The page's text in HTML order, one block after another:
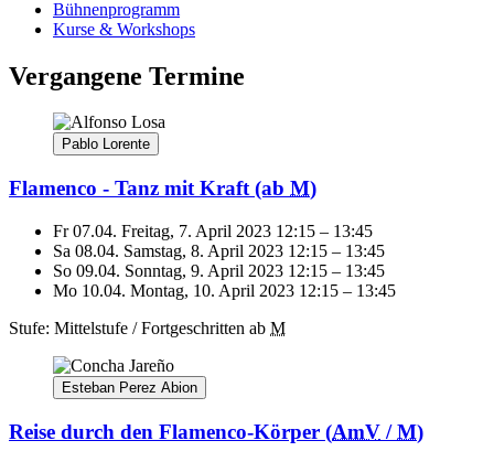
Bühnenprogramm
Kurse & Workshops
Vergangene Termine
Pablo Lorente
Flamenco - Tanz mit Kraft (ab M)
Fr 07.04. Freitag, 7. April 2023 12:15 – 13:45
Sa 08.04. Samstag, 8. April 2023 12:15 – 13:45
So 09.04. Sonntag, 9. April 2023 12:15 – 13:45
Mo 10.04. Montag, 10. April 2023 12:15 – 13:45
Stufe: Mittelstufe / Fortgeschritten ab M
Esteban Perez Abion
Reise durch den Flamenco-Körper (AmV /M)